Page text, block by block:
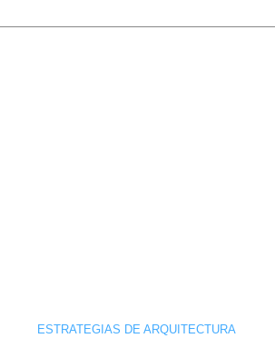
ESTRATEGIAS DE ARQUITECTURA